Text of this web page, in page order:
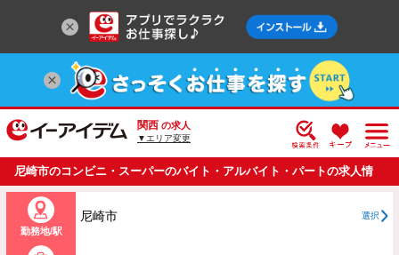
関西 の求人
▼エリア変更
尼崎市のコンビニ・スーパーのバイト・アルバイト・パートの求人情
報一覧
勤務地/駅
尼崎市 選択